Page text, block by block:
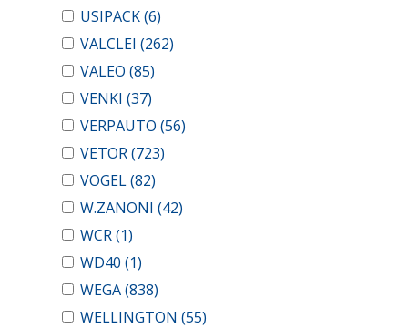
USIPACK(6)
VALCLEI (262)
VALEO (85)
VENKI (37)
VERPAUTO (56)
VETOR(723)
VOGEL(82)
W.ZANONI (42)
WCR(1)
WD40 (1)
WEGA(838)
WELLINGTON (55)